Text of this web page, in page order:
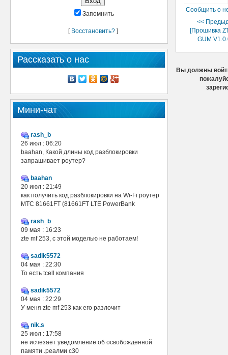
Запомнить
[ Восстановить?]
Рассказать о нас
Мини-чат
rash_b
26 июл : 06:20
baahan, Какой длины код разблокировки
запрашивает роутер?
baahan
20 июл : 21:49
как получить код разблокировки на Wi-Fi роутер
МТС 81661FT (81661FT LTE PowerBank
rash_b
09 мая : 16:23
zte mf 253, с этой моделью не работаем!
sadik5572
04 мая : 22:30
То есть tcell компания
sadik5572
04 мая : 22:29
У меня zte mf 253 как его разлочит
nik.s
25 июл : 17:58
не исчезает уведомление об освобожденной
памяти .реалми с30
Сообщить о
<<
[Прошивка
GUM
Вы должны